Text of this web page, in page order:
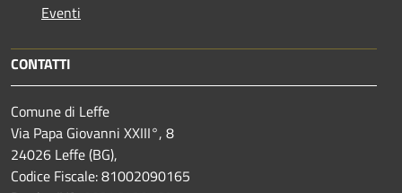
Eventi
CONTATTI
Comune di Leffe
Via Papa Giovanni XXIII°, 8
24026 Leffe (BG),
Codice Fiscale: 81002090165